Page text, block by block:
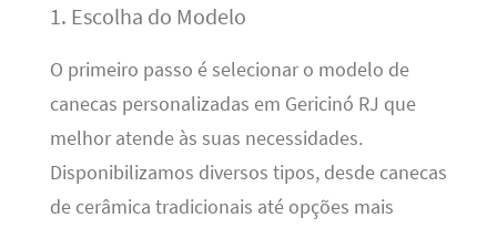
1. Escolha do Modelo
O primeiro passo é selecionar o modelo de
canecas personalizadas em Gericinó RJ que
melhor atende às suas necessidades.
Disponibilizamos diversos tipos, desde canecas
de cerâmica tradicionais até opções mais